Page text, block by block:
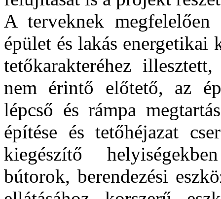
A terveknek
épület és lakás energetikai
tetőkarakteréhez
nem érintő előtető, az
lépcső és rámpa
építése és tetőhéjazat
kiegészítő
bútorok, berendezési